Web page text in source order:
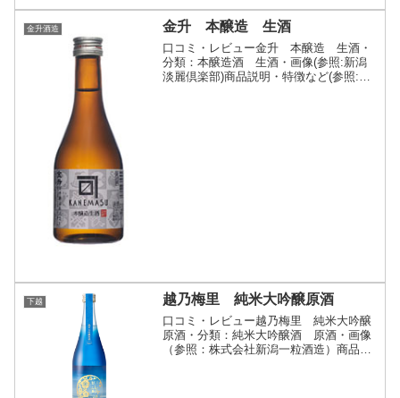
金升酒造 金升 本醸造 生酒
口コミ・レビュー金升 本醸造 生酒・
分類：本醸造酒 生酒・画像(参照:新潟
淡麗倶楽部)商品説明・特徴など(参照:新
下越 越乃梅里 純米大吟醸原酒
口コミ・レビュー越乃梅里 純米大吟醸
原酒・分類：純米大吟醸酒 原酒・画像
（参照：株式会社新潟一粒酒造）商品説